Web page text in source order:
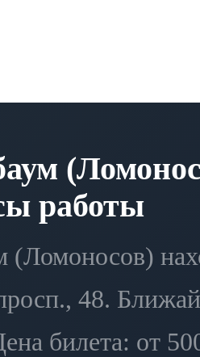
работы
(Ломоносов)
48.
билета: от